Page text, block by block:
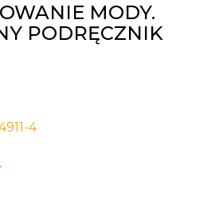
MODY.
PODRĘCZNIK
4